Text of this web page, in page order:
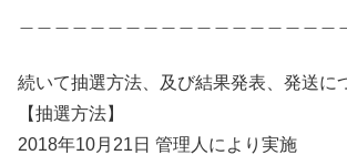
続いて抽選方法、及び結果発表、発送に
【抽選方法】
2018年10月21日 管理人により実施